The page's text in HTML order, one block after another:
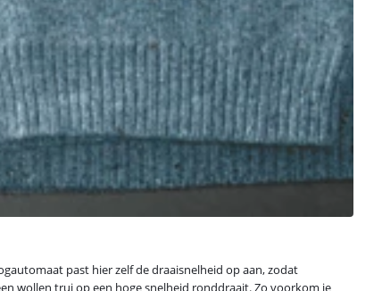
past hier zelf de draaisnelheid op aan, zodat
wollen trui op een hoge snelheid ronddraait. Zo voorkom je